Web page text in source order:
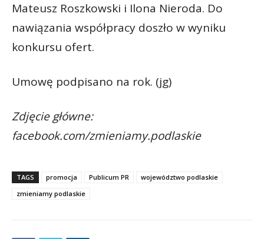
Mateusz Roszkowski i Ilona Nieroda. Do
nawiązania współpracy doszło w wyniku
konkursu ofert.
Umowę podpisano na rok. (jg)
Zdjęcie główne:
facebook.com/zmieniamy.podlaskie
TAGS promocja Publicum PR
województwo podlaskie
zmieniamy podlaskie